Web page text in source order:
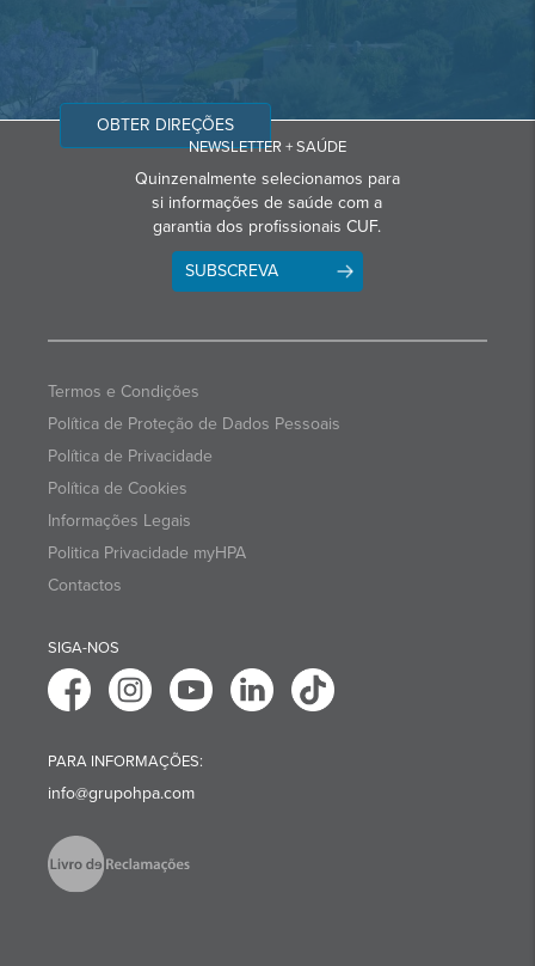
OBTER DIREÇÕES
NEWSLETTER + SAÚDE
Quinzenalmente selecionamos para
si informações de saúde com a
garantia dos profissionais CUF.
SUBSCREVA
Termos e Condições
Política de Proteção de Dados Pessoais
Política de Privacidade
Política de Cookies
Informações Legais
Politica Privacidade myHPA
Contactos
SIGA-NOS
PARA INFORMAÇÕES:
info@grupohpa.com